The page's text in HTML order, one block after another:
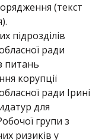
(текст
підрозділів
ради
питань
корупції
ради Ірині
для
групи з
ризиків у